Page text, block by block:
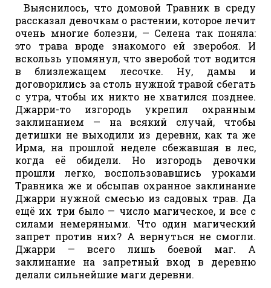
Выяснилось, что домовой Травник в среду
рассказал девочкам о растении, которое лечит
очень многие болезни, — Селена так поняла:
это трава вроде знакомого ей зверобоя. И
вскользь упомянул, что зверобой тот водится
в близлежащем лесочке. Ну, дамы и
договорились за столь нужной травой сбегать
с утра, чтобы их никто не хватился позднее.
Джарри-то изгородь укрепил охранным
заклинанием — на всякий случай, чтобы
детишки не выходили из деревни, как та же
Ирма, на прошлой неделе сбежавшая в лес,
когда её обидели. Но изгородь девочки
прошли легко, воспользовавшись уроками
Травника же и обсыпав охранное заклинание
Джарри нужной смесью из садовых трав. Да
ещё их три было — число магическое, и все с
силами немеряными. Что один магический
запрет против них? А вернуться не смогли.
Джарри — всего лишь боевой маг. А
заклинание на запретный вход в деревню
делали сильнейшие маги деревни.